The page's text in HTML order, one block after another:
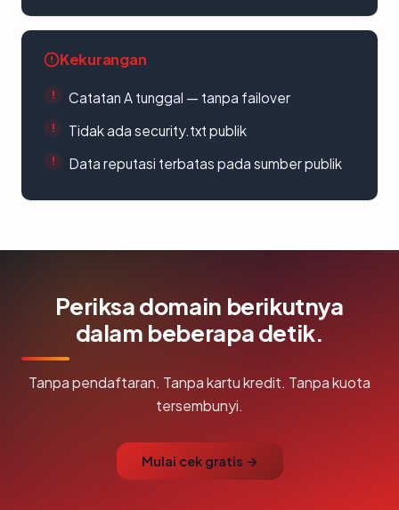
Kekurangan
Catatan A tunggal — tanpa failover
Tidak ada security.txt publik
Data reputasi terbatas pada sumber publik
Periksa domain berikutnya
dalam beberapa detik.
Tanpa pendaftaran. Tanpa kartu kredit. Tanpa kuota
tersembunyi.
Mulai cek gratis →